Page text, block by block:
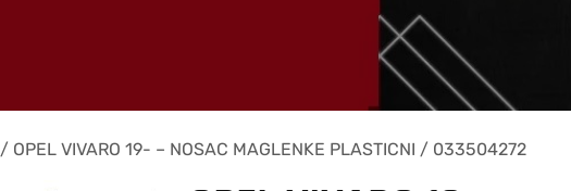
/ OPEL VIVARO 19- – NOSAC MAGLENKE PLASTICNI / 033504272